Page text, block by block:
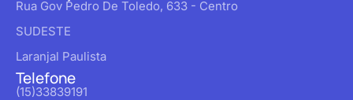
Rua Gov Pedro De Toledo, 633 - Centro
SUDESTE
Laranjal Paulista
Telefone
(15)33839191